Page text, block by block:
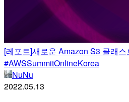
[레포트]새로운 Amazon S3 클래
#AWSSummitOnlineKorea
NuNu
2022.05.13